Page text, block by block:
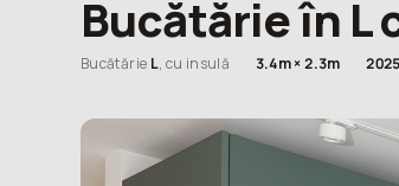
Bucătărie în L
Bucătărie L, cu insulă 3.4m × 2.3m 2025